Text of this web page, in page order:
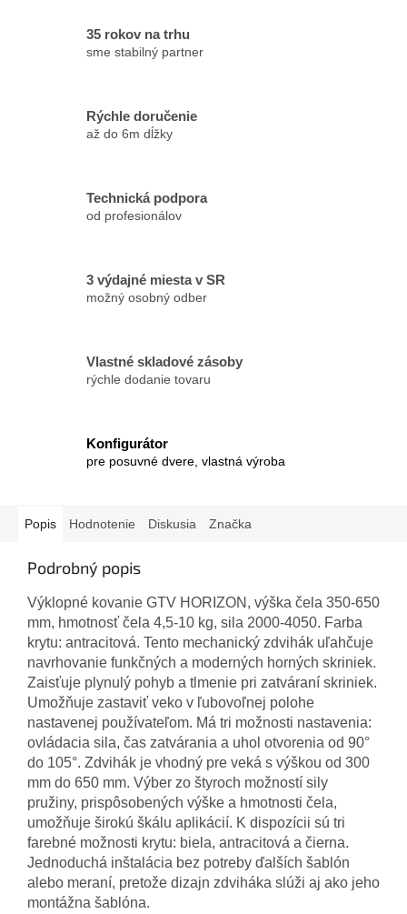
35 rokov na trhu
sme stabilný partner
Rýchle doručenie
až do 6m dĺžky
Technická podpora
od profesionálov
3 výdajné miesta v SR
možný osobný odber
Vlastné skladové zásoby
rýchle dodanie tovaru
Konfigurátor
pre posuvné dvere, vlastná výroba
Popis Hodnotenie Diskusia Značka
Podrobný popis
Výklopné kovanie GTV HORIZON, výška čela 350-650
mm, hmotnosť čela 4,5-10 kg, sila 2000-4050. Farba
krytu: antracitová. Tento mechanický zdvihák uľahčuje
navrhovanie funkčných a moderných horných skriniek.
Zaisťuje plynulý pohyb a tlmenie pri zatváraní skriniek.
Umožňuje zastaviť veko v ľubovoľnej polohe
nastavenej používateľom. Má tri možnosti nastavenia:
ovládacia sila, čas zatvárania a uhol otvorenia od 90°
do 105°. Zdvihák je vhodný pre veká s výškou od 300
mm do 650 mm. Výber zo štyroch možností sily
pružiny, prispôsobených výške a hmotnosti čela,
umožňuje širokú škálu aplikácií. K dispozícii sú tri
farebné možnosti krytu: biela, antracitová a čierna.
Jednoduchá inštalácia bez potreby ďalších šablón
alebo meraní, pretože dizajn zdviháka slúži aj ako jeho
montážna šablóna.